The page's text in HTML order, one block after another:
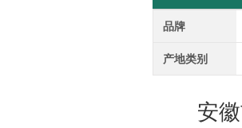
品牌
产地类别
安徽吉